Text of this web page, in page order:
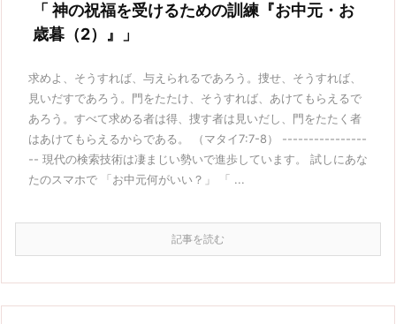
「 神の祝福を受けるための訓練『お中元・お
歳暮（2）』」
求めよ、そうすれば、与えられるであろう。捜せ、そうすれば、
見いだすであろう。門をたたけ、そうすれば、あけてもらえるで
あろう。すべて求める者は得、捜す者は見いだし、門をたたく者
はあけてもらえるからである。 （マタイ7:7-8） ----------------
-- 現代の検索技術は凄まじい勢いで進歩しています。 試しにあな
たのスマホで 「お中元何がいい？」 「 ...
記事を読む